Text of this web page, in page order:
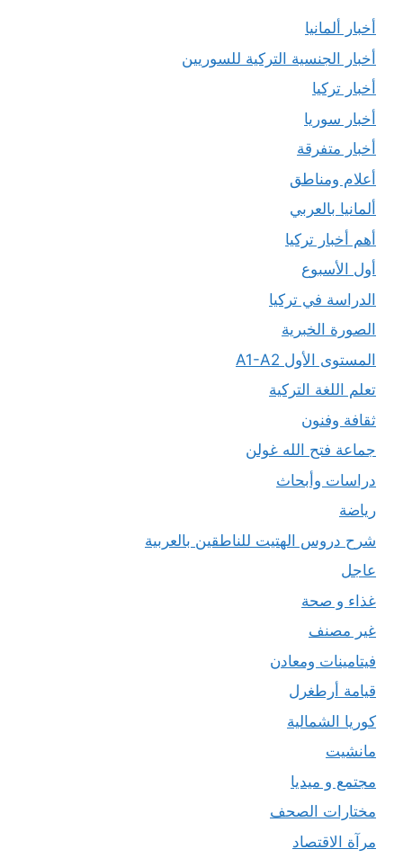
أخبار ألمانيا
أخبار الجنسية التركية للسوريين
أخبار تركيا
أخبار سوريا
أخبار متفرقة
أعلام ومناطق
ألمانيا بالعربي
أهم أخبار تركيا
أول الأسبوع
الدراسة في تركيا
الصورة الخبرية
المستوى الأول A1-A2
تعلم اللغة التركية
ثقافة وفنون
جماعة فتح الله غولن
دراسات وأبحاث
رياضة
شرح دروس الهتيت للناطقين بالعربية
عاجل
غذاء و صحة
غير مصنف
فيتامينات ومعادن
قيامة أرطغرل
كوريا الشمالية
مانشيت
مجتمع و ميديا
مختارات الصحف
مرآة الاقتصاد